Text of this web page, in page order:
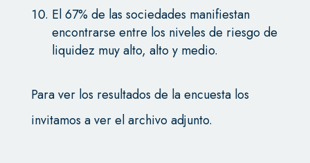
El 67% de las sociedades manifiestan
encontrarse entre los niveles de riesgo de
liquidez muy alto, alto y medio.
Para ver los resultados de la encuesta los
invitamos a ver el archivo adjunto.